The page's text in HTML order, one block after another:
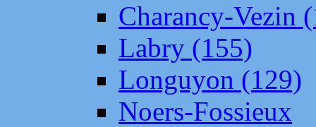
Charancy-Vezin
Labry (155)
Longuyon (129)
Noers-Fossieux